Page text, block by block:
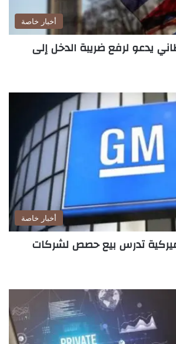
أخبار خاصة
يدعو لرفع ضريبة الدخل إلى
أخبار خاصة
تدرس بيع حصص لشركات